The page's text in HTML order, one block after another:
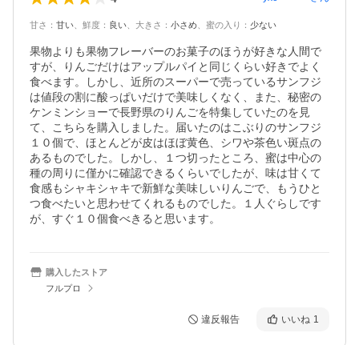
甘さ ： 甘い 鮮度 ： 良い 大きさ ： 小さめ 蜜の入り ： 少ない
果物よりも果物フレーバーのお菓子のほうが好きな人間で
すが、りんごだけはアップルパイと同じくらい好きでよく
食べます。しかし、近所のスーパーで売っているサンフジ
は値段の割に酸っぱいだけで美味しくなく、また、秘密の
ケンミンショーで長野県のりんごを特集していたのを見
て、こちらを購入しました。届いたのはこぶりのサンフジ
１０個で、ほとんどが皮はほぼ黄色、シワや茶色い斑点の
あるものでした。しかし、１つ切ったところ、蜜は中心の
種の周りに僅かに確認できるくらいでしたが、味は甘くて
食感もシャキシャキで新鮮な美味しいりんごで、もうひと
つ食べたいと思わせてくれるものでした。１人ぐらしです
が、すぐ１０個食べきると思います。
購入したストア
フルプロ
違反報告 いいね 1